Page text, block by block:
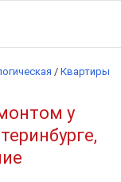
/ Квартиры
у